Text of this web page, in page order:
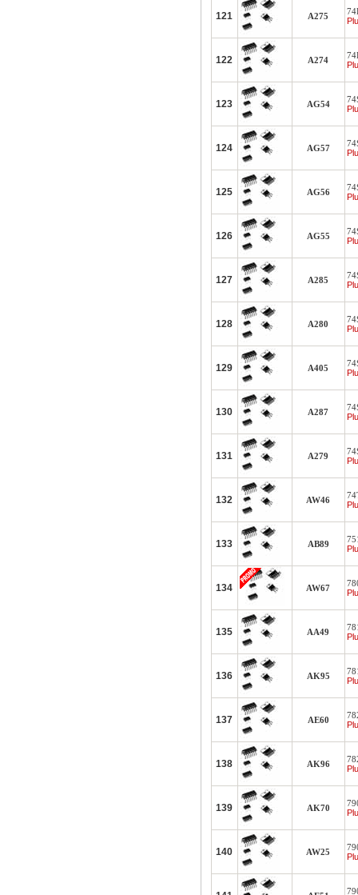
121 A275
122 A274
123 AG54
124 AG57
125 AG56
126 AG55
127 A285
128 A280
129 A405
130 A287
131 A279
132 AW46
133 AB89
134 AW67
135 AA49
136 AK95
137 AE60
138 AK96
139 AK70
140 AW25